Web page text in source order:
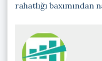
rahatlığı